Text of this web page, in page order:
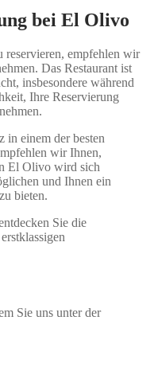
bei El Olivo
reservieren, empfehlen wir
Das Restaurant ist
insbesondere während
Ihre Reservierung
in einem der besten
wir Ihnen,
El Olivo wird sich
und Ihnen ein
bieten.
Sie die
Sie uns unter der